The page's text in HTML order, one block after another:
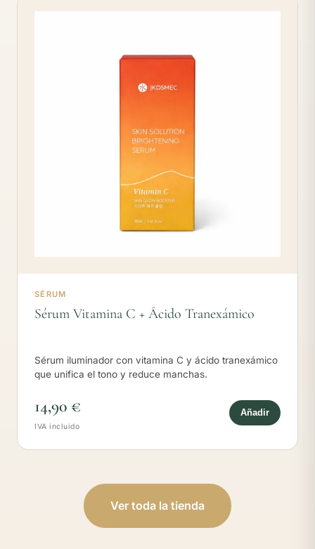
SÉRUM
Sérum Vitamina C + Ácido Tranexámico
Sérum iluminador con vitamina C y ácido tranexámico
que unifica el tono y reduce manchas.
14,90 €
IVA incluido
Añadir
Ver toda la tienda